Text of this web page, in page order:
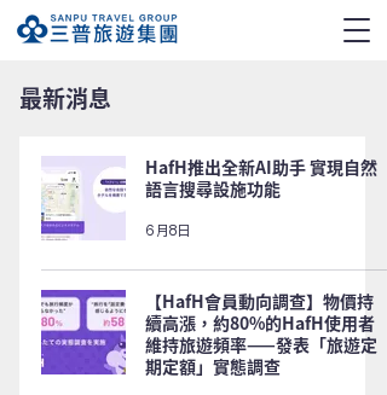
​最新消息
HafH推出全新AI助手 實現自然
語言搜尋設施功能
6月8日
【HafH會員動向調查】物價持
續高漲，約80%的HafH使用者
維持旅遊頻率——發表「旅遊定
期定額」實態調查